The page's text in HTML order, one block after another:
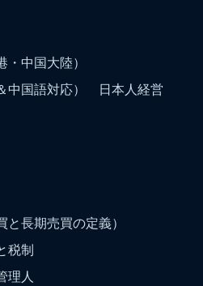
中国大陸）
中国語対応） 日本人経営
長期売買の定義）
税制
理人